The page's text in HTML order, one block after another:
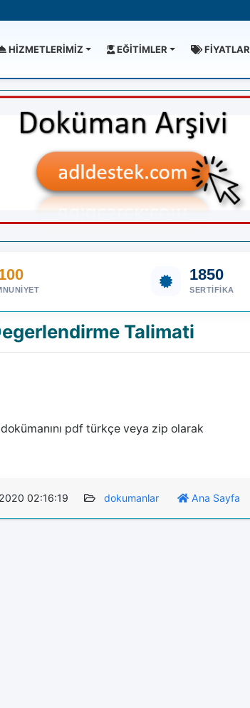
HİZMETLERİMİZ EĞİTİMLER FİYATLAR
1850
SERTIFIKA
Talimati
pdf türkçe veya zip olarak
02:16:19 dokumanlar Ana Sayfa